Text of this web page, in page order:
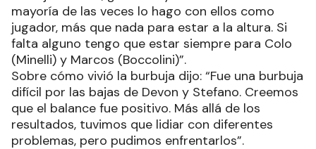
mayoría de las veces lo hago con ellos como
jugador, más que nada para estar a la altura. Si
falta alguno tengo que estar siempre para Colo
(Minelli) y Marcos (Boccolini)”.
Sobre cómo vivió la burbuja dijo: “Fue una burbuja
difícil por las bajas de Devon y Stefano. Creemos
que el balance fue positivo. Más allá de los
resultados, tuvimos que lidiar con diferentes
problemas, pero pudimos enfrentarlos”.